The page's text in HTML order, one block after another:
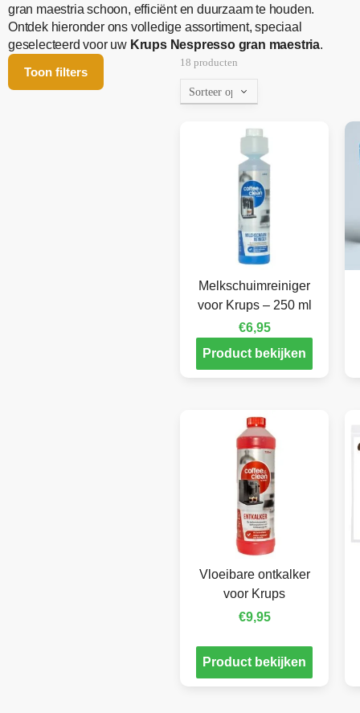
gran maestria schoon, efficiënt en duurzaam te houden.
Ontdek hieronder ons volledige assortiment, speciaal
geselecteerd voor uw Krups Nespresso gran maestria.
Toon filters
18 producten
Melkschuimreiniger
voor Krups – 250 ml
€6,95
Product bekijken
Vloeibare ontkalker
voor Krups
€9,95
Product bekijken